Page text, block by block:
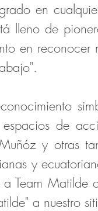
en
lleno de
en reconocer
de
y otras
y
Team
a nuestro